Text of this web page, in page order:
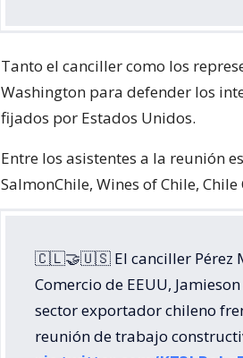
Tanto el canciller como los
Washington para defender los
fijados por Estados Unidos.
Entre los asistentes a la reunión
SalmonChile, Wines of Chile,
🇨🇱🤝🇺🇸 El canciller Pérez
Comercio de EEUU,
sector exportador chileno
reunión de trabajo